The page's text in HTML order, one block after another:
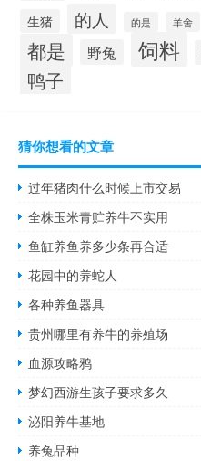
生猪 的人 的是 羊舍
都是 野兔 饲料
鸭子
猜你想看的文章
过年猪肉什么时候上市交易
全株玉米青贮养牛不实用
鱼缸养鱼养多少条再合适
花园中的养蛇人
各种养鱼器具
贵州哪里有养牛的养殖场
血源攻略鸦
梦幻西游生孩子要求多久
泌阳养牛基地
养兔品种